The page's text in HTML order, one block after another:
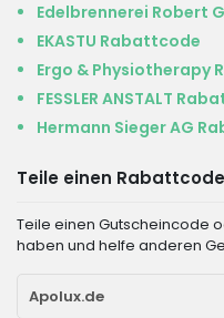
Edelbrennerei Robert
EKASTU Rabattcode
Ergo & Physiotherapy
FESSLER ANSTALT
Hermann Sieger AG
Teile einen Rabattcode
Teile einen Gutscheincode
haben und helfe anderen